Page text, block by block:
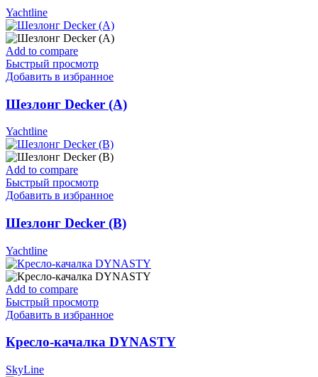
Yachtline
Add to compare
Быстрый просмотр
Добавить в избранное
Шезлонг Decker (А)
Yachtline
Add to compare
Быстрый просмотр
Добавить в избранное
Шезлонг Decker (В)
Yachtline
Add to compare
Быстрый просмотр
Добавить в избранное
Кресло-качалка DYNASTY
SkyLine